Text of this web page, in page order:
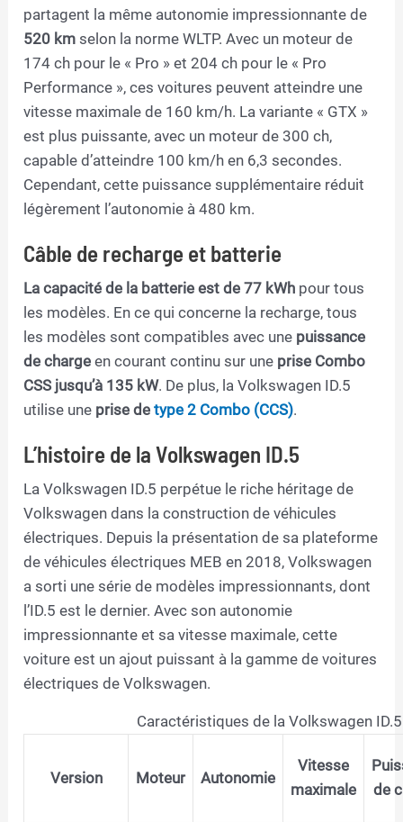
partagent la même autonomie impressionnante de
520 km selon la norme WLTP. Avec un moteur de
174 ch pour le « Pro » et 204 ch pour le « Pro
Performance », ces voitures peuvent atteindre une
vitesse maximale de 160 km/h. La variante « GTX »
est plus puissante, avec un moteur de 300 ch,
capable d’atteindre 100 km/h en 6,3 secondes.
Cependant, cette puissance supplémentaire réduit
légèrement l’autonomie à 480 km.
Câble de recharge et batterie
La capacité de la batterie est de 77 kWh pour tous
les modèles. En ce qui concerne la recharge, tous
les modèles sont compatibles avec une puissance
de charge en courant continu sur une prise Combo
CSS jusqu’à 135 kW. De plus, la Volkswagen ID.5
utilise une prise detype 2 Combo (CCS).
L’histoire de la Volkswagen ID.5
La Volkswagen ID.5 perpétue le riche héritage de
Volkswagen dans la construction de véhicules
électriques. Depuis la présentation de sa plateforme
de véhicules électriques MEB en 2018, Volkswagen
a sorti une série de modèles impressionnants, dont
l’ID.5 est le dernier. Avec son autonomie
impressionnante et sa vitesse maximale, cette
voiture est un ajout puissant à la gamme de voitures
électriques de Volkswagen.
Caractéristiques de la Volkswagen ID.5
Version Moteur Autonomie
Vitesse
maximale
de